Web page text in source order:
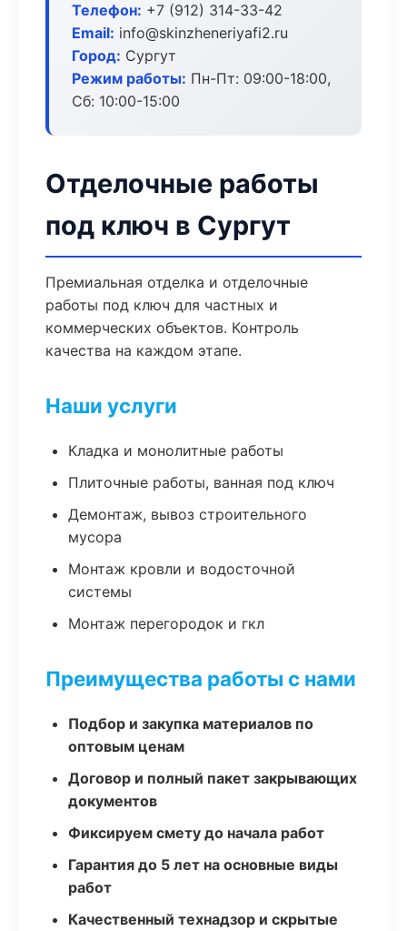
Телефон: +7 (912) 314-33-42
Email: info@skinzheneriyafi2.ru
Город: Сургут
Режим работы: Пн-Пт: 09:00-18:00,
Сб: 10:00-15:00
Отделочные работы
под ключ в Сургут
Премиальная отделка и отделочные
работы под ключ для частных и
коммерческих объектов. Контроль
качества на каждом этапе.
Наши услуги
Кладка и монолитные работы
Плиточные работы, ванная под ключ
Демонтаж, вывоз строительного
мусора
Монтаж кровли и водосточной
системы
Монтаж перегородок и гкл
Преимущества работы с нами
Подбор и закупка материалов по
оптовым ценам
Договор и полный пакет закрывающих
документов
Фиксируем смету до начала работ
Гарантия до 5 лет на основные виды
работ
Качественный технадзор и скрытые